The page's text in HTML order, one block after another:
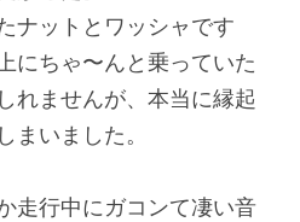
ナットとワッシャです
にちゃ〜んと乗っていた
れませんが、本当に縁起
まいました。
走行中にガコンて凄い音